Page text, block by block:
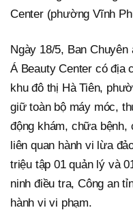
Center (phường Vĩnh
Ngày 18/5, Ban
Á Beauty Center có địa
khu đô thị Hà Tiên,
giữ toàn bộ máy móc,
động khám, chữa
liên quan hành vi lừa
triệu tập 01 quản lý và
ninh điều tra, Công an
hành vi vi phạm.